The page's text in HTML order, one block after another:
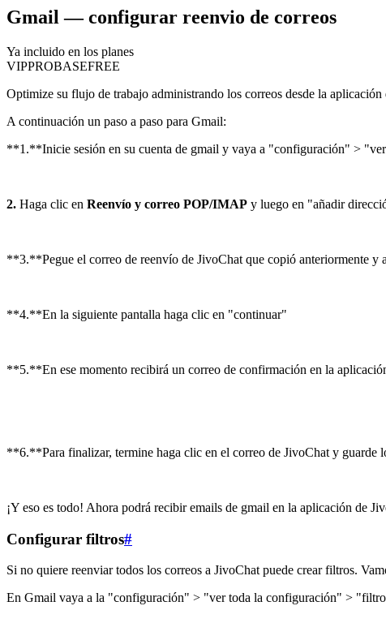
Gmail — configurar reenvio de correos
Ya incluido en los planes
VIPPROBASEFREE
Optimize su flujo de trabajo administrando los correos desde la
A continuación un paso a paso para Gmail:
**1.**Inicie sesión en su cuenta de gmail y vaya a "configuración" >
2. Haga clic en Reenvío y correo POP/IMAP y luego en "añadir
**3.**Pegue el correo de reenvío de JivoChat que copió anteriormente y
**4.**En la siguiente pantalla haga clic en "continuar"
**5.**En ese momento recibirá un correo de confirmación en la
**6.**Para finalizar, termine haga clic en el correo de JivoChat y guarde
¡Y eso es todo! Ahora podrá recibir emails de gmail en la aplicación de
Configurar filtros#
Si no quiere reenviar todos los correos a JivoChat puede crear filtros.
En Gmail vaya a la "configuración" > "ver toda la configuración" >